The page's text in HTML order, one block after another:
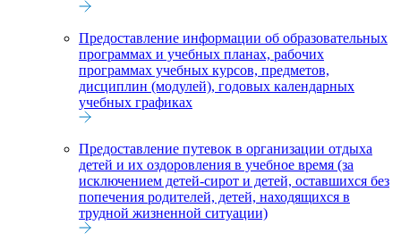
Предоставление информации об образовательных
программах и учебных планах, рабочих
программах учебных курсов, предметов,
дисциплин (модулей), годовых календарных
учебных графиках
Предоставление путевок в организации отдыха
детей и их оздоровления в учебное время (за
исключением детей-сирот и детей, оставшихся без
попечения родителей, детей, находящихся в
трудной жизненной ситуации)